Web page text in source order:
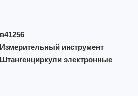
в41256
Измерительный инструмент
Штангенциркули электронные